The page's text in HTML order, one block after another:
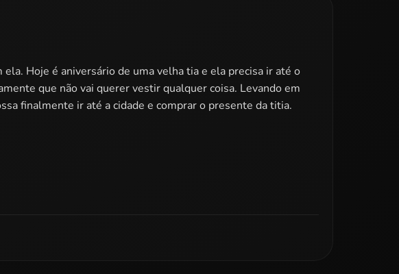
Hoje é aniversário de uma velha tia e ela precisa ir até o
que não vai querer vestir qualquer coisa. Levando em
finalmente ir até a cidade e comprar o presente da titia.